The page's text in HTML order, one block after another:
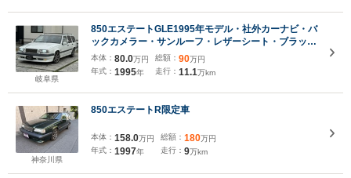
岐阜県
850エステートGLE1995年モデル・社外カーナビ・バ
ックカメラー・サンルーフ・レザーシート・ブラック
系インテリア・純正アルミホイール・ルーフレール・
パワーシート
本体： 80.0万円
年式： 1995年
総額： 90万円
走行： 11.1万km
神奈川県
850エステートR限定車
本体： 158.0万円
年式： 1997年
総額： 180万円
走行： 9万km